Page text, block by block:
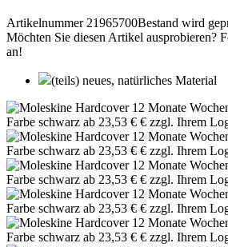
Artikelnummer 21965700Bestand wird
Möchten Sie diesen Artikel ausprobieren?
an!
(teils) neues, natürliches Material